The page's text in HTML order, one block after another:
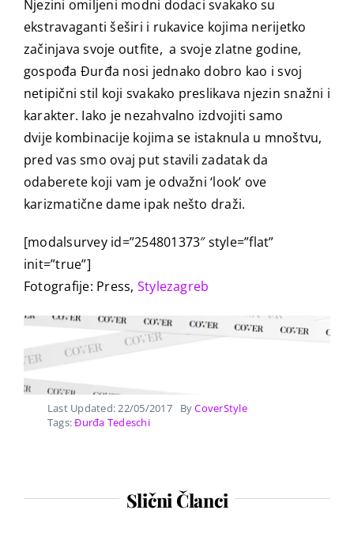
Njezini omiljeni modni dodaci svakako su
ekstravaganti šeširi i rukavice kojima nerijetko
začinjava svoje outfite, a svoje zlatne godine,
gospođa Đurđa nosi jednako dobro kao i svoj
netipični stil koji svakako preslikava njezin snažni i
karakter. Iako je nezahvalno izdvojiti samo
dvije kombinacije kojima se istaknula u mnoštvu,
pred vas smo ovaj put stavili zadatak da
odaberete koji vam je odvažni ‘look’ ove
karizmatične dame ipak nešto draži.
[modalsurvey id=”254801373″ style=”flat”
init=”true”]
Fotografije: Press, Stylezagreb
Last Updated: 22/05/2017 ByCoverStyle
Tags:Đurđa Tedeschi
Slični Članci